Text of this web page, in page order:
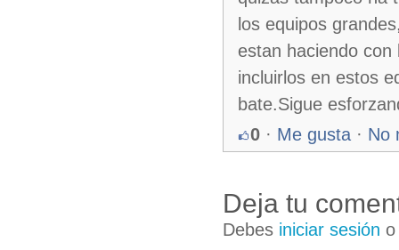
los equipos
estan haciendo
incluirlos en estos
bate.Sigue
0 · Me gusta · No
Deja tu
Debes iniciar sesión